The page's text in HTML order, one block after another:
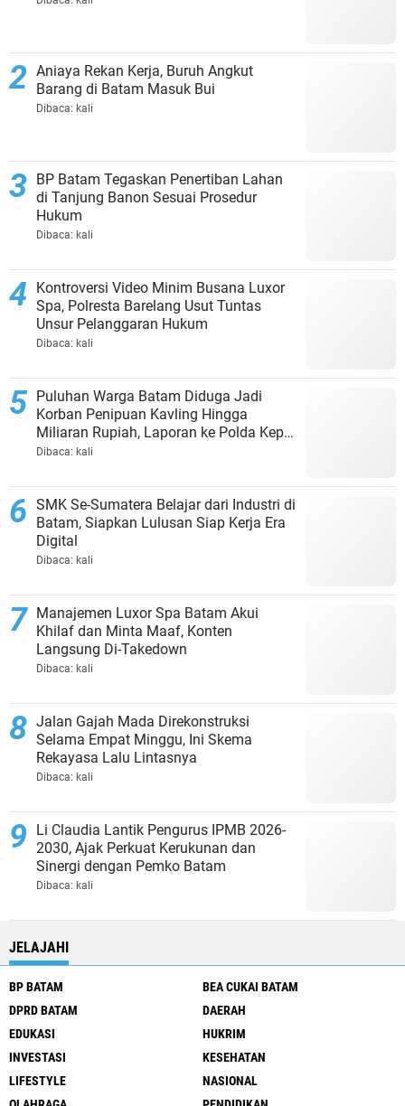
Aniaya Rekan Kerja, Buruh Angkut
Barang di Batam Masuk Bui
Dibaca: kali
BP Batam Tegaskan Penertiban Lahan
di Tanjung Banon Sesuai Prosedur
Hukum
Dibaca: kali
Kontroversi Video Minim Busana Luxor
Spa, Polresta Barelang Usut Tuntas
Unsur Pelanggaran Hukum
Dibaca: kali
Puluhan Warga Batam Diduga Jadi
Korban Penipuan Kavling Hingga
Miliaran Rupiah, Laporan ke Polda Kepri
Jalan di Tempat?
Dibaca: kali
SMK Se-Sumatera Belajar dari Industri di
Batam, Siapkan Lulusan Siap Kerja Era
Digital
Dibaca: kali
Manajemen Luxor Spa Batam Akui
Khilaf dan Minta Maaf, Konten
Langsung Di-Takedown
Dibaca: kali
Jalan Gajah Mada Direkonstruksi
Selama Empat Minggu, Ini Skema
Rekayasa Lalu Lintasnya
Dibaca: kali
Li Claudia Lantik Pengurus IPMB 2026-
2030, Ajak Perkuat Kerukunan dan
Sinergi dengan Pemko Batam
Dibaca: kali
JELAJAHI
BP BATAM
BEA CUKAI BATAM
DPRD BATAM
DAERAH
EDUKASI
HUKRIM
INVESTASI
KESEHATAN
LIFESTYLE
NASIONAL